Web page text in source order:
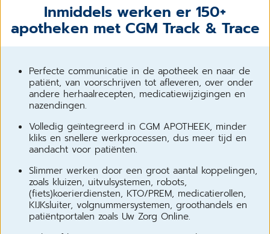
Inmiddels werken er 150+
apotheken met CGM Track & Trace
Perfecte communicatie in de apotheek en naar de
patiënt, van voorschrijven tot afleveren, over onder
andere herhaalrecepten, medicatiewijzigingen en
nazendingen.
Volledig geïntegreerd in CGM APOTHEEK, minder
kliks en snellere werkprocessen, dus meer tijd en
aandacht voor patiënten.
Slimmer werken door een groot aantal koppelingen,
zoals kluizen, uitvulsystemen, robots,
(fiets)koerierdiensten, KTO/PREM, medicatierollen,
KIJKsluiter, volgnummersystemen, groothandels en
patiëntportalen zoals Uw Zorg Online.